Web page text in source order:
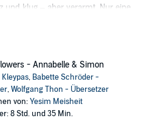
und klug – aber verarmt. Nur eine
Familie noch retten. Doch die
ungehobelter, wenn auch
seinen unlauteren Absichten.
Mauerblümchen – Lillian,
sich ihr Schicksal zu wenden.
einander bei der Suche nach
- Annabelle & Simon
Kleypas, Babette Schröder -
,Wolfgang Thon - Übersetzer
von:Yesim Meisheit
8 Std. und 35 Min.